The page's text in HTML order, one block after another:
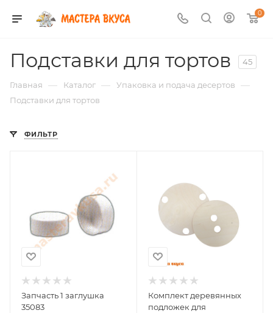
0
Подставки для тортов 45
Главная — Каталог — Упаковка и подача десертов —
Подставки для тортов
ФИЛЬТР
Запчасть 1 заглушка
35083
Комплект деревянных
подложек для